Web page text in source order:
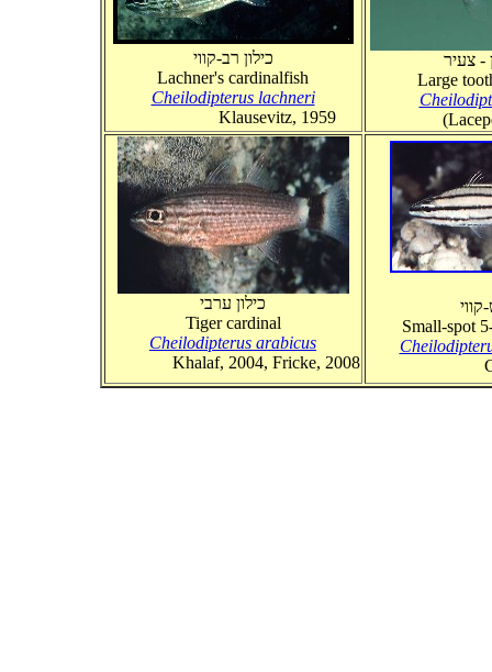
כילון רב-קווי
Lachner's cardinalfish
Cheilodipterus lachneri
Klausevitz, 1959
- צעיר
Large
כילון ערבי
Tiger cardinal
Cheilodipterus arabicus
Khalaf, 2004, Fricke, 2008
Small-spot